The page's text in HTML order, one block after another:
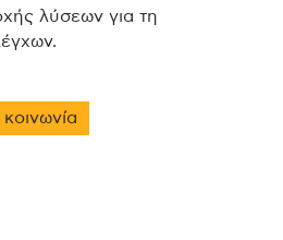
λύσεων για τη
κοινωνία